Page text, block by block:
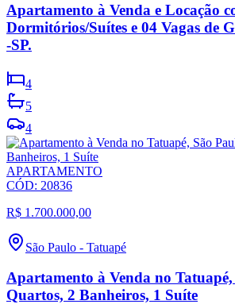
Apartamento à Venda e Locação
Dormitórios/Suítes e 04 Vagas de
-SP.
4
5
4
APARTAMENTO
CÓD: 20836
R$ 1.700.000,00
São Paulo - Tatuapé
Apartamento à Venda no
Quartos, 2 Banheiros, 1 Suíte